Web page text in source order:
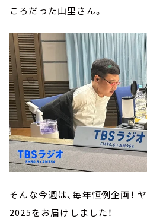
ころだった山里さん。
そんな今週は、毎年恒例企画！
2025をお届けしました！